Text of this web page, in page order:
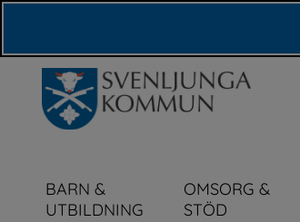
BARN &
UTBILDNING
OMSORG &
STÖD